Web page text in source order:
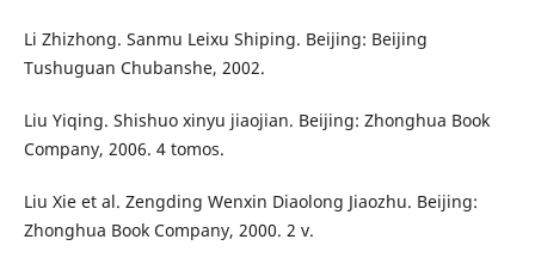
Li Zhizhong. Sanmu Leixu Shiping. Beijing: Beijing
Tushuguan Chubanshe, 2002.
Liu Yiqing. Shishuo xinyu jiaojian. Beijing: Zhonghua Book
Company, 2006. 4 tomos.
Liu Xie et al. Zengding Wenxin Diaolong Jiaozhu. Beijing:
Zhonghua Book Company, 2000. 2 v.